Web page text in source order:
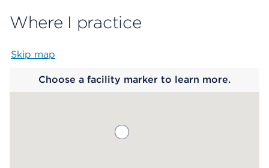
Where I practice
Skip map
Choose a facility marker to learn more.